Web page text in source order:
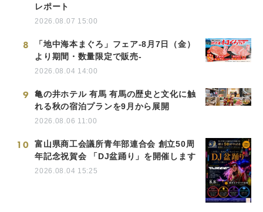
レポート
2026.08.07 15:00
8
「地中海本まぐろ」フェア-8月7日（金）
より期間・数量限定で販売-
2026.08.04 14:00
9
亀の井ホテル 有馬 有馬の歴史と文化に触
れる秋の宿泊プランを9月から展開
2026.08.06 11:00
10
富山県商工会議所青年部連合会 創立50周
年記念祝賀会 「DJ盆踊り」を開催します
2026.08.04 15:25